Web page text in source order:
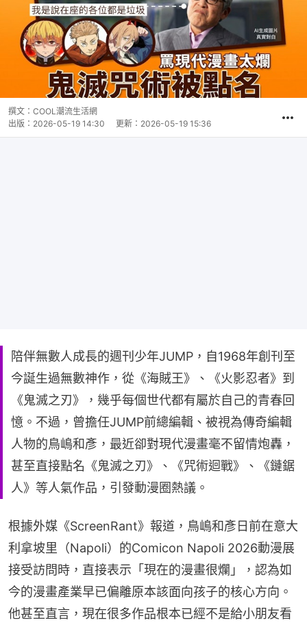
撰文： COOL潮流生活網
出版： 2026-05-19 14:30 更新： 2026-05-19 15:36
陪伴無數人成長的週刊少年JUMP，自1968年創刊至
今誕生過無數神作，從《海賊王》、《火影忍者》到
《鬼滅之刃》，幾乎每個世代都有屬於自己的青春回
憶。不過，曾擔任JUMP前總編輯、被視為傳奇編輯
人物的鳥嶋和彥，最近卻對現代漫畫毫不留情炮轟，
甚至直接點名《鬼滅之刃》、《咒術迴戰》、《鏈鋸
人》等人氣作品，引發動漫圈熱議。
根據外媒《ScreenRant》報道，鳥嶋和彥日前在意大
利拿坡里（Napoli）的Comicon Napoli 2026動漫展
接受訪問時，直接表示「現在的漫畫很爛」，認為如
今的漫畫產業早已偏離原本該面向孩子的核心方向。
他甚至直言，現在很多作品根本已經不是給小朋友看